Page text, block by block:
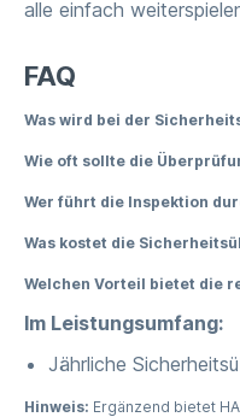
alle einfach
FAQ
Was wird bei der
Wie oft sollte die
Wer führt die Inspektion
Was kostet die
Welchen Vorteil bietet die
Im Leistungsumfang:
Jährliche
Hinweis: Ergänzend bietet